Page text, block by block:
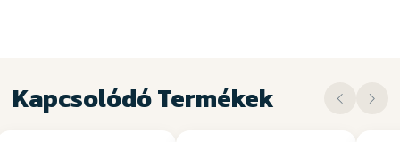
Kapcsolódó Termékek